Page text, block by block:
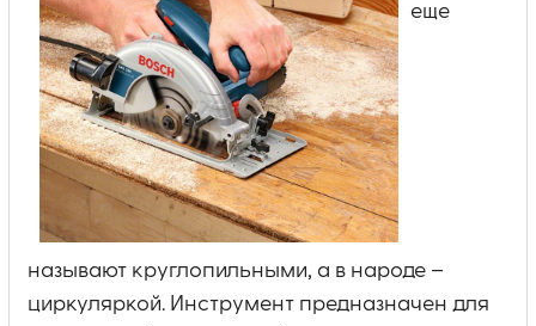
еще
называют круглопильными, а в народе –
циркуляркой. Инструмент предназначен для